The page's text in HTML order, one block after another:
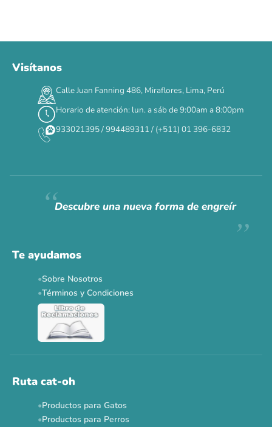
DÍAS HORAS MIN SEG
✕
Siempre fuimosraros.
Ver todas las promos 🐾
Visítanos
Calle Juan Fanning 486, Miraflores, Lima, Perú
Horario de atención: lun. a sáb de 9:00am a 8:00pm
933021395 / 994489311 / (+511) 01 396-6832
Descubre una nueva forma de engreír
Te ayudamos
Sobre Nosotros
Términos y Condiciones
Ruta cat-oh
Productos para Gatos
Productos para Perros